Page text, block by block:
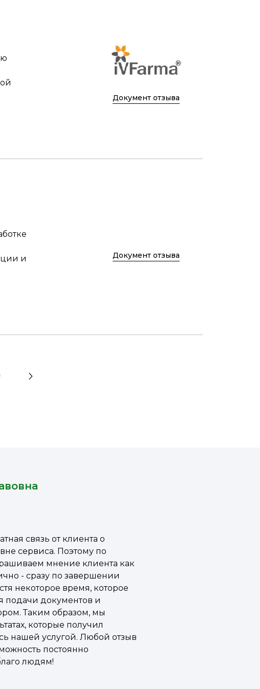
Документ отзыва
и
Документ отзыва
связь от клиента о
сервиса. Поэтому по
мнение клиента как
- сразу по завершении
некоторое время, которое
подачи документов и
Таким образом, мы
которые получил
нашей услугой. Любой отзыв
постоянно
людям!